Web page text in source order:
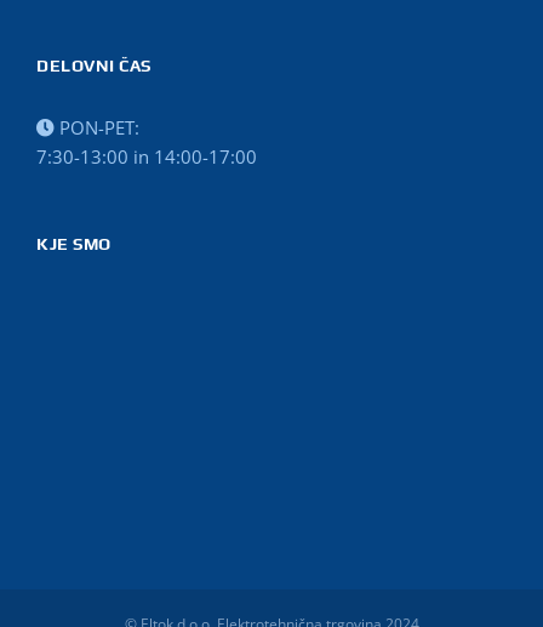
DELOVNI ČAS
PON-PET:
7:30-13:00 in 14:00-17:00
KJE SMO